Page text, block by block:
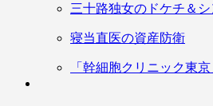
三十路独女のドケチ＆
寝当直医の資産防衛
「幹細胞クリニック東京